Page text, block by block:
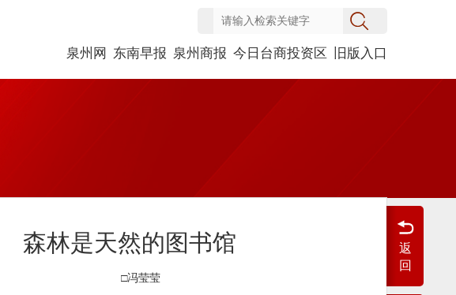
泉州网 东南早报 泉州商报 今日台商投资区 旧版入口
返
回
森林是天然的图书馆
□冯莹莹